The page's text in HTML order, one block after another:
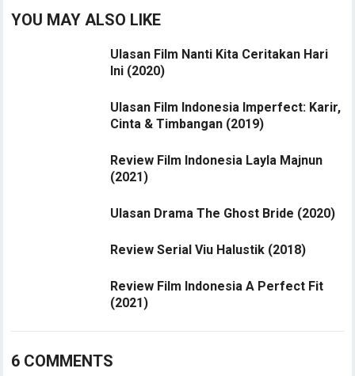
YOU MAY ALSO LIKE
Ulasan Film Nanti Kita Ceritakan Hari
Ini (2020)
Ulasan Film Indonesia Imperfect: Karir,
Cinta & Timbangan (2019)
Review Film Indonesia Layla Majnun
(2021)
Ulasan Drama The Ghost Bride (2020)
Review Serial Viu Halustik (2018)
Review Film Indonesia A Perfect Fit
(2021)
6 COMMENTS